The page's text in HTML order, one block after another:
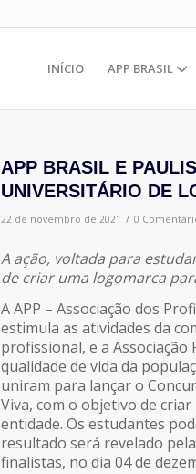
INÍCIO APP BRASIL
APP BRASIL E
UNIVERSITÁRIO DE
22 de novembro de 2021 / 0
A ação, voltada para
de criar uma logomarca
A APP – Associação dos
estimula as atividades da
profissional, e a
qualidade de vida da
uniram para lançar o
Viva, com o objetivo de
entidade. Os estudantes
resultado será revelado
finalistas, no dia 04 de